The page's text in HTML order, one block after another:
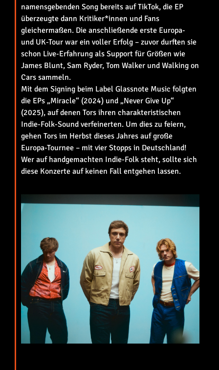
namensgebenden Song bereits auf TikTok, die EP
überzeugte dann Kritiker*innen und Fans
gleichermaßen. Die anschließende erste Europa-
und UK-Tour war ein voller Erfolg – zuvor durften sie
schon Live-Erfahrung als Support für Größen wie
James Blunt, Sam Ryder, Tom Walker und Walking on
Cars sammeln.
Mit dem Signing beim Label Glassnote Music folgten
die EPs „Miracle“ (2024) und „Never Give Up“
(2025), auf denen Tors ihren charakteristischen
Indie-Folk-Sound verfeinerten. Um dies zu feiern,
gehen Tors im Herbst dieses Jahres auf große
Europa-Tournee – mit vier Stopps in Deutschland!
Wer auf handgemachten Indie-Folk steht, sollte sich
diese Konzerte auf keinen Fall entgehen lassen.